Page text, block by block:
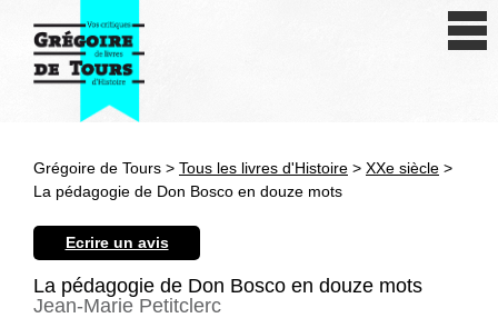
Antiquité
Epoque moderne
Grégoire de Tours > Tous les livres d'Histoire > XXe siècle >
La pédagogie de Don Bosco en douze mots
Ecrire un avis
La pédagogie de Don Bosco en douze mots
Jean-Marie Petitclerc